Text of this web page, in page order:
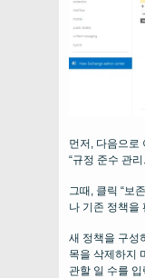
먼저, 다음으로
“규정 준수 관리
그때, 클릭 “보
나 기존 정책을
새 정책을 구성
목을 삭제하지
관할 일 수를 입